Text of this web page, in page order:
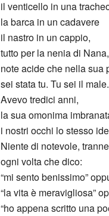
il venticello in una
la barca in un cadavere
il nastro in un cappio,
tutto per la nenia di Nana,
note acide che nella sua
sei stata tu. Tu sei il male.
Avevo tredici anni,
la sua omonima
i nostri occhi lo stesso
Niente di notevole,
ogni volta che dico:
“mi sento benissimo”
“la vita è meravigliosa”
“ho appena scritto una